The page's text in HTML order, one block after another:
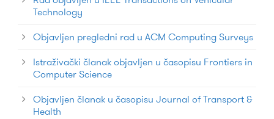
Technology
Objavljen pregledni rad u ACM Computing Surveys
Istraživački članak objavljen u časopisu Frontiers in
Computer Science
Objavljen članak u časopisu Journal of Transport &
Health